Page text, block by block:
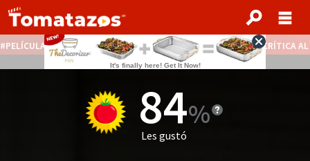
PELÍCULAS STREAMING GRATIS NOTICIAS DESTACADAS CRÍTICA
84
Les gustó